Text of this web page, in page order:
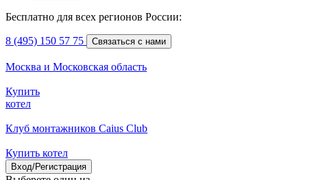
Бесплатно для всех регионов России:
8 (495) 150 57 75 Связаться с нами
Москва и Московская область
Купить
котел
Клуб монтажников Caius Club
Купить котел
Вход/Регистрация